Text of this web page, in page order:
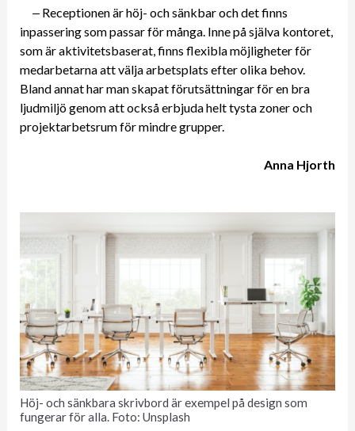
‒ Receptionen är höj- och sänkbar och det finns
inpassering som passar för många. Inne på själva kontoret,
som är aktivitetsbaserat, finns flexibla möjligheter för
medarbetarna att välja arbetsplats efter olika behov.
Bland annat har man skapat förutsättningar för en bra
ljudmiljö genom att också erbjuda helt tysta zoner och
projektarbetsrum för mindre grupper.
Anna Hjorth
Höj- och sänkbara skrivbord är exempel på design som
fungerar för alla. Foto: Unsplash